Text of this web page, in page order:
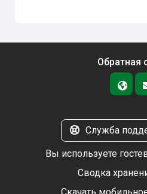
Обратная
Служба
Вы используете
Сводка